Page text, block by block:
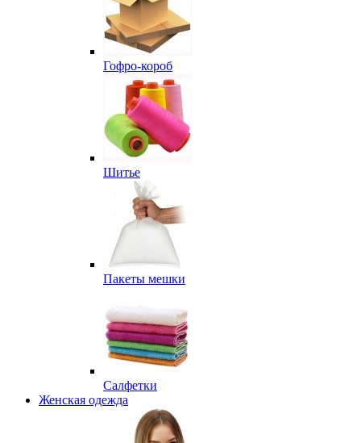
Гофро-короб
Шитье
Пакеты мешки
Салфетки
Женская одежда